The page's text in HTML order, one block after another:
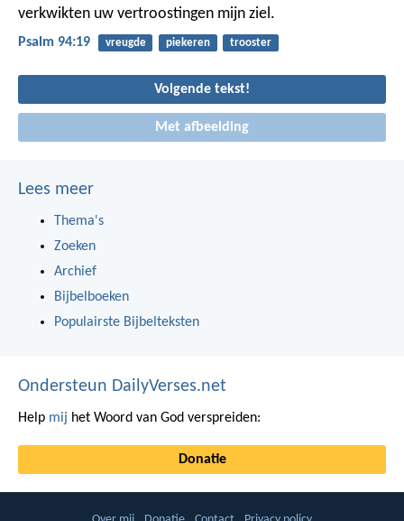
verkwikten uw vertroostingen mijn ziel.
Psalm 94:19 vreugde piekeren trooster
Volgende tekst!
Met afbeelding
Lees meer
Thema's
Zoeken
Archief
Bijbelboeken
Populairste Bijbelteksten
Ondersteun DailyVerses.net
Help mij het Woord van God verspreiden:
Donatie